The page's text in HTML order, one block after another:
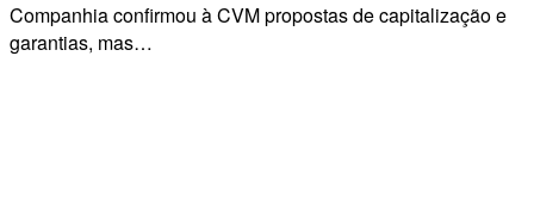
Companhia confirmou à CVM propostas de capitalização e
garantias, mas…